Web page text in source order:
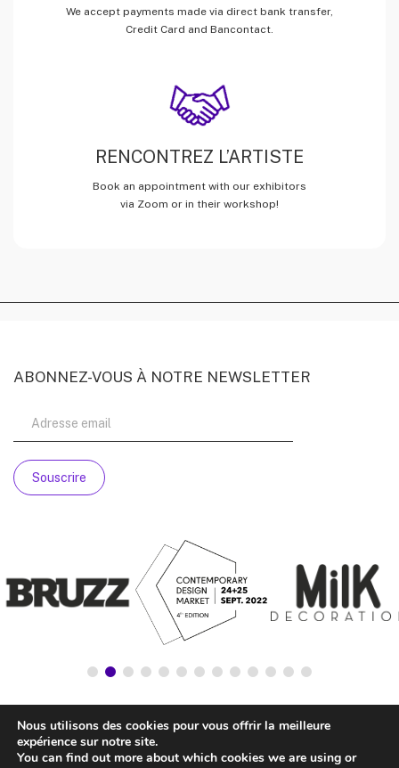
We accept payments made via direct bank transfer,
Credit Card and Bancontact.
RENCONTREZ L’ARTISTE
Book an appointment with our exhibitors
via Zoom or in their workshop!
ABONNEZ-VOUS À NOTRE NEWSLETTER
Nous utilisons des cookies pour vous offrir la meilleure
expérience sur notre site.
You can find out more about which cookies we are using or